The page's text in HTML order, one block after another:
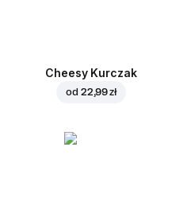
Cheesy Kurczak
od 22,99 zł